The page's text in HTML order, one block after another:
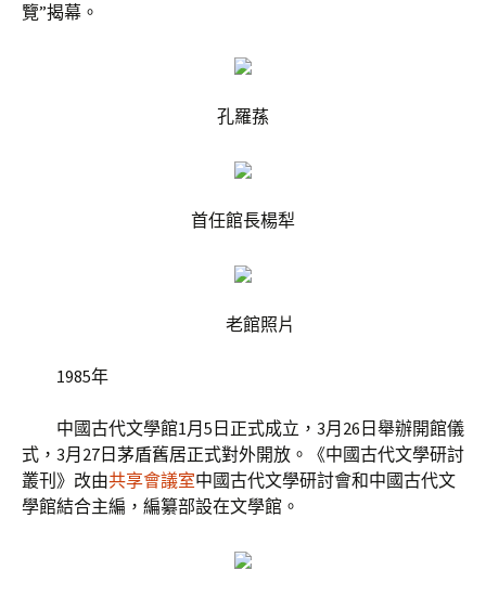
覽”揭幕。
孔羅蓀
首任館長楊犁
老館照片
1985年
中國古代文學館1月5日正式成立，3月26日舉辦開館儀
式，3月27日茅盾舊居正式對外開放。《中國古代文學研討
叢刊》改由共享會議室中國古代文學研討會和中國古代文
學館結合主編，編纂部設在文學館。